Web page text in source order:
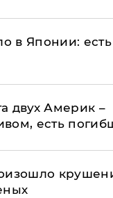
в Японии: есть
двух Америк –
есть